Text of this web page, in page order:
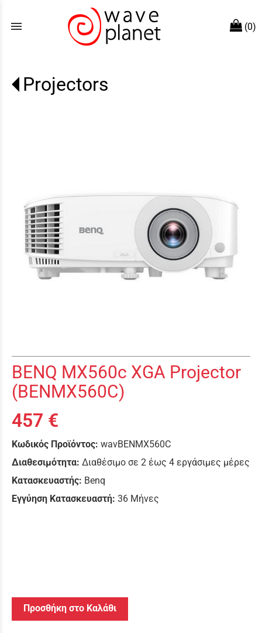
menu (0)
Projectors
BENQ MX560c XGA Projector
(BENMX560C)
457 €
Κωδικός Προϊόντος: wavBENMX560C
Διαθεσιμότητα: Διαθέσιμο σε 2 έως 4 εργάσιμες μέρες
Κατασκευαστής: Benq
Εγγύηση Κατασκευαστή: 36 Μήνες
Προσθήκη στο Καλάθι